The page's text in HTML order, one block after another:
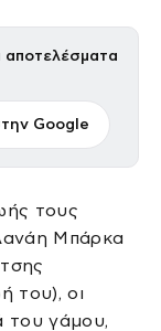
Google
τους
Μπάρκα
του), οι
του γάμου,